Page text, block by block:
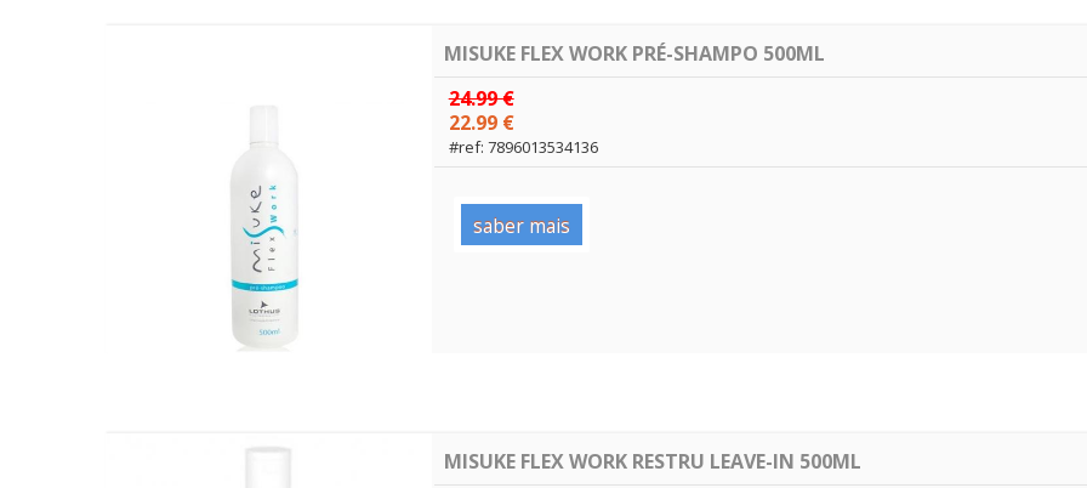
MISUKE FLEX WORK PRÉ-SHAMPO 500ML
24.99 €
22.99 €
#ref: 7896013534136
saber mais
MISUKE FLEX WORK RESTRU LEAVE-IN 500ML